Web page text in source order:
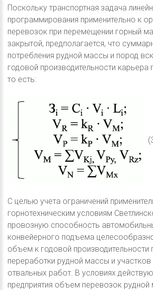
Поскольку транспортная задача
программирования применительно к
перевозок при перемещении горный
закрытой, предполагается, что
потребления рудной массы и пород
годовой производительности карьера
то есть:
С целью учета ограничений
горнотехническим условиям
провозную способность
конвейерного подъема
объем к годовой производительности
переработки рудной массы и участков
отвальных работ. В условиях
предприятия объем перевозок рудной